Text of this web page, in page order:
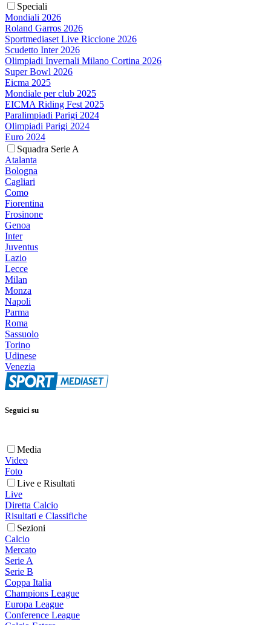
Speciali
Mondiali 2026
Roland Garros 2026
Sportmediaset Live Riccione 2026
Scudetto Inter 2026
Olimpiadi Invernali Milano Cortina 2026
Super Bowl 2026
Eicma 2025
Mondiale per club 2025
EICMA Riding Fest 2025
Paralimpiadi Parigi 2024
Olimpiadi Parigi 2024
Euro 2024
Squadra Serie A
Atalanta
Bologna
Cagliari
Como
Fiorentina
Frosinone
Genoa
Inter
Juventus
Lazio
Lecce
Milan
Monza
Napoli
Parma
Roma
Sassuolo
Torino
Udinese
Venezia
Seguici su
Media
Video
Foto
Live e Risultati
Live
Diretta Calcio
Risultati e Classifiche
Sezioni
Calcio
Mercato
Serie A
Serie B
Coppa Italia
Champions League
Europa League
Conference League